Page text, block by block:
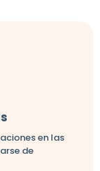
en las
de